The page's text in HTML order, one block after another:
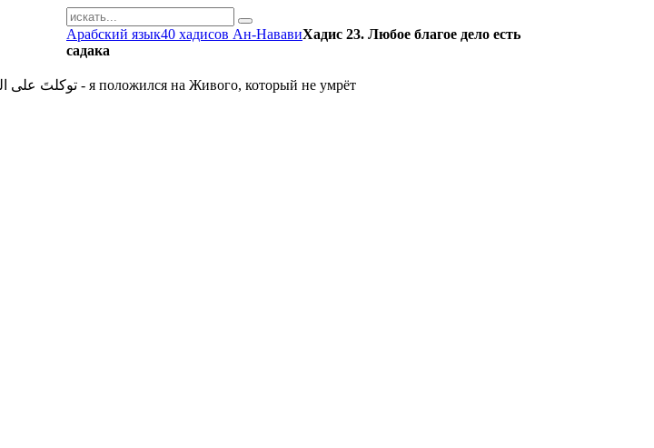
Арабский язык40 хадисов Ан-НававиХадис 23. Любое благое дело есть
садака